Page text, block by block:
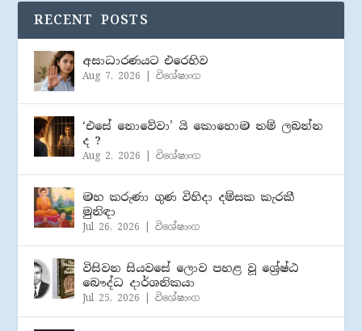
RECENT POSTS
අසාධාරණයට එරෙහිව
Aug 7, 2026 |විශේෂාංග
‘එසේ නොවේවා’ යි කොහොම නම් ලබන්න
ද ?
Aug 2, 2026 |විශේෂාංග
මහ කරුණා ගුණ විහිදා දම්සක කැරකී
මුනිඳා
Jul 26, 2026 |විශේෂාංග
විසිවන සියවසේ ලොව පහළ වූ ශ්‍රේෂ්ඨ
බෞද්ධ දාර්ශනිකයා
Jul 25, 2026 |විශේෂාංග